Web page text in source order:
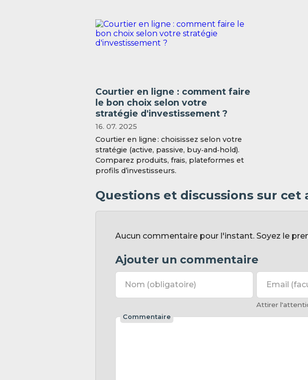
Courtier en ligne : comment faire
le bon choix selon votre
stratégie d'investissement ?
16. 07. 2025
Courtier en ligne : choisissez selon votre
stratégie (active, passive, buy‑and‑hold).
Comparez produits, frais, plateformes et
profils d’investisseurs.
Questions et discussions sur cet
Aucun commentaire pour l'instant. Soyez le
Ajouter un commentaire
Nom (obligatoire) Email
Attirer
Commentaire